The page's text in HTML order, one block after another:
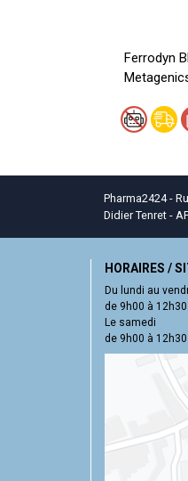
Ferrodyn
Pharma2424 -
Didier Tenret -
HORAIRES /
Du lundi au
de 9h00 à
Le samedi
de 9h00 à 12h30